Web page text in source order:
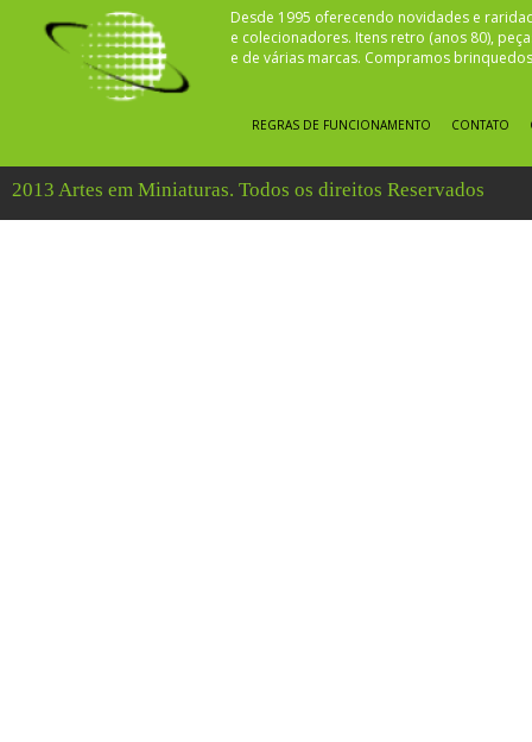
Desde 1995 oferecendo novidades e
e colecionadores. Itens retro (anos 80),
e de várias marcas. Compramos
REGRAS DE FUNCIONAMENTO CONTATO
2013 Artes em Miniaturas. Todos os direitos Reservados